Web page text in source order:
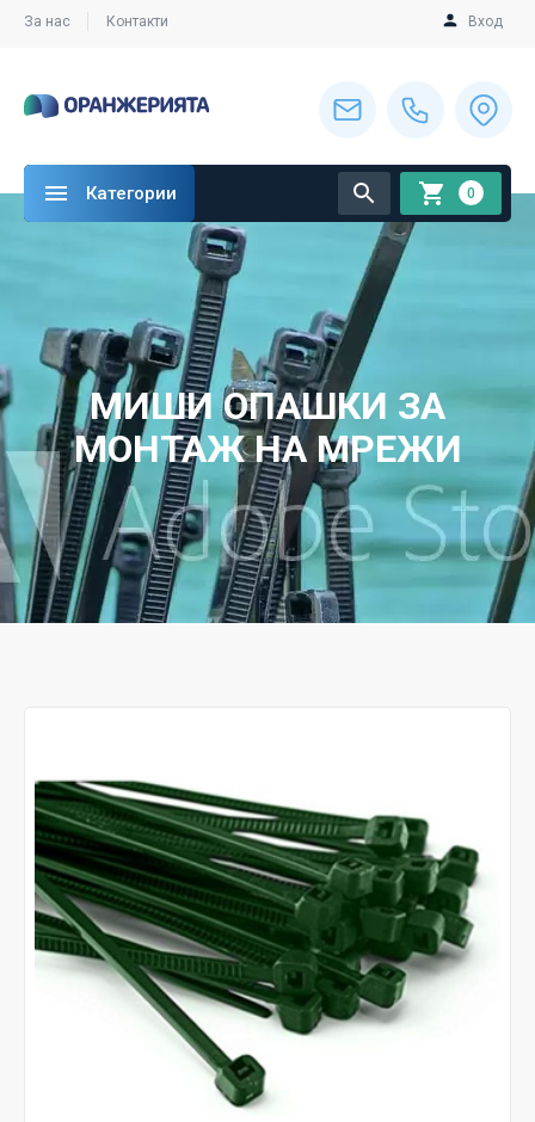
За нас Контакти Вход
Категории 0
МИШИ ОПАШКИ ЗА
МОНТАЖ НА МРЕЖИ